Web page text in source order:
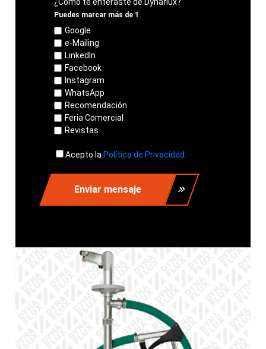
Puedes marcar más de 1
Google
e-Mailing
LinkedIn
Facebook
Instagram
WhatsApp
Recomendación
Feria Comercial
Revistas
Acepto la Política de Privacidad.
Enviar mensaje